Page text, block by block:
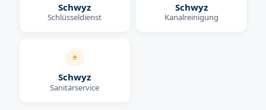
Schwyz
Schlüsseldienst
Schwyz
Kanalreinigung
Schwyz
Sanitärservice